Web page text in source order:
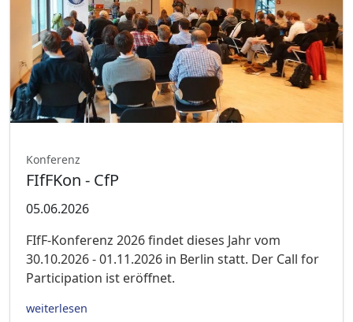
Konferenz
FIfFKon - CfP
05.06.2026
FIfF-Konferenz 2026 findet dieses Jahr vom
30.10.2026 - 01.11.2026 in Berlin statt. Der Call for
Participation ist eröffnet.
weiterlesen